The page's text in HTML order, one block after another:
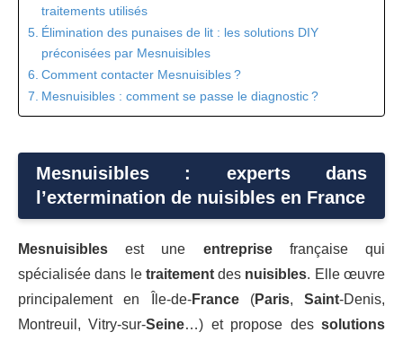
traitements utilisés
Élimination des punaises de lit : les solutions DIY
préconisées par Mesnuisibles
Comment contacter Mesnuisibles ?
Mesnuisibles : comment se passe le diagnostic ?
Mesnuisibles : experts dans
l’extermination de nuisibles en France
Mesnuisibles est une entreprisefrançaise qui
spécialisée dans le traitementdes nuisibles. Elle œuvre
principalement en Île-de-France(Paris, Saint-Denis,
Montreuil, Vitry-sur-Seine…) et propose dessolutions